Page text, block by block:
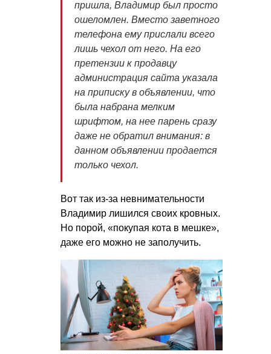
пришла, Владимир был просто
ошеломлен. Вместо заветного
телефона ему прислали всего
лишь чехол от него. На его
претензии к продавцу
администрация сайта указала
на приписку в объявлении, что
была набрана мелким
шрифтом, на нее парень сразу
даже не обратил внимания: в
данном объявлении продается
только чехол.
Вот так из-за невнимательности
Владимир лишился своих кровных.
Но порой, «покупая кота в мешке»,
даже его можно не заполучить.